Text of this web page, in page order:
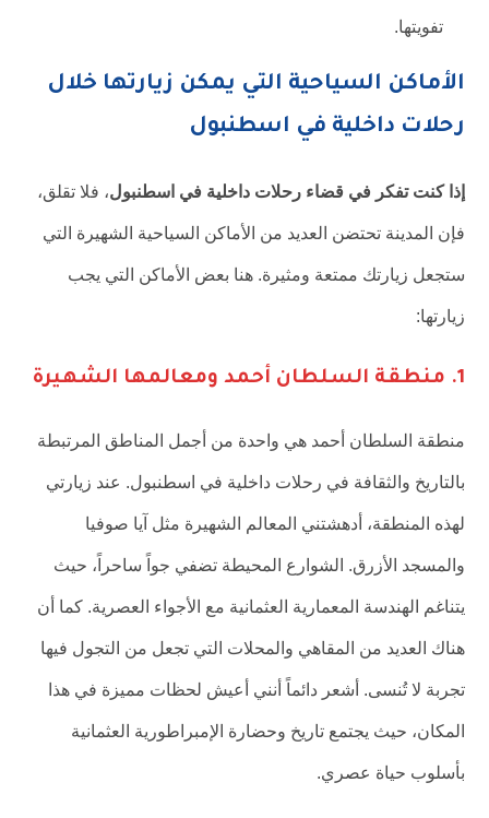
تفويتها.
الأماكن السياحية التي يمكن زيارتها خلال
رحلات داخلية في اسطنبول
إذا كنت تفكر في قضاء رحلات داخلية في اسطنبول، فلا تقلق،
فإن المدينة تحتضن العديد من الأماكن السياحية الشهيرة التي
ستجعل زيارتك ممتعة ومثيرة. هنا بعض الأماكن التي يجب
زيارتها:
1. منطقة السلطان أحمد ومعالمها الشهيرة
منطقة السلطان أحمد هي واحدة من أجمل المناطق المرتبطة
بالتاريخ والثقافة في رحلات داخلية في اسطنبول. عند زيارتي
لهذه المنطقة، أدهشتني المعالم الشهيرة مثل آيا صوفيا
والمسجد الأزرق. الشوارع المحيطة تضفي جواً ساحراً، حيث
يتناغم الهندسة المعمارية العثمانية مع الأجواء العصرية. كما أن
هناك العديد من المقاهي والمحلات التي تجعل من التجول فيها
تجربة لا تُنسى. أشعر دائماً أنني أعيش لحظات مميزة في هذا
المكان، حيث يجتمع تاريخ وحضارة الإمبراطورية العثمانية
بأسلوب حياة عصري.